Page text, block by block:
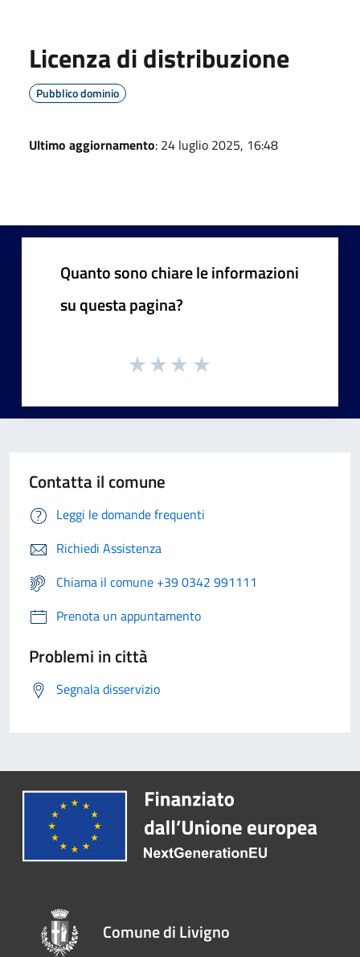
Licenza di distribuzione
Pubblico dominio
Ultimo aggiornamento: 24 luglio 2025, 16:48
Quanto sono chiare le informazioni
su questa pagina?
Contatta il comune
Leggi le domande frequenti
Richiedi Assistenza
Chiama il comune +39 0342 991111
Prenota un appuntamento
Problemi in città
Segnala disservizio
Comune di Livigno